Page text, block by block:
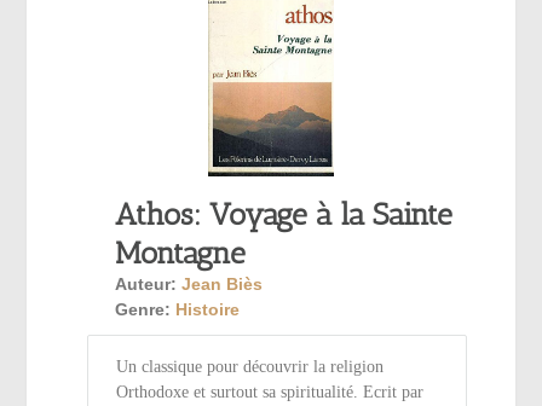
Athos: Voyage à la Sainte
Montagne
Auteur: Jean Biès
Genre: Histoire
Un classique pour découvrir la religion
Orthodoxe et surtout sa spiritualité. Ecrit par